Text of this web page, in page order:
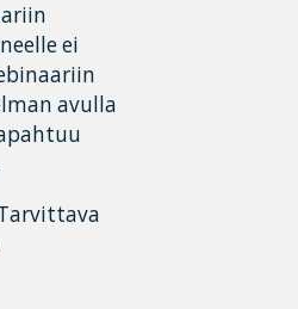
ei
avulla